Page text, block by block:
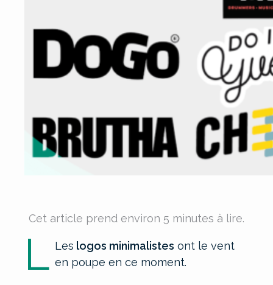
Cet article prend environ 5 minutes à lire.
L Les logos minimalistes ont le vent
en poupe en ce moment.